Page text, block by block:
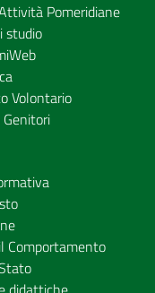
Pomeridiane
studio
Volontario
Comportamento